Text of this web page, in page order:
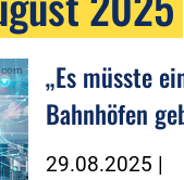
„Es müsste
Bahnhöfen
29.08.2025 |